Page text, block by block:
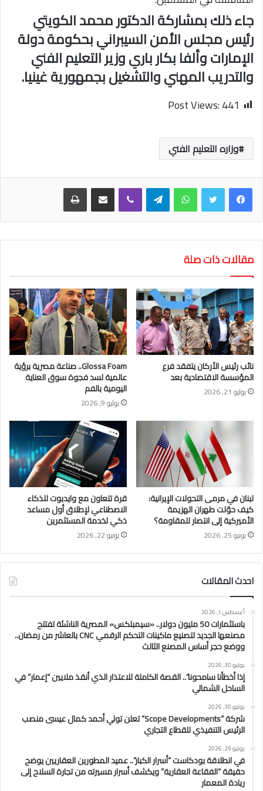
جاء ذلك بمشاركة الدكتور محمد الكويتي
رئيس مجلس الأمن السيبراني بحكومة دولة
الإمارات وألفا بكار باري وزير التعليم الفني
والتدريب المهني والتشغيل بجمهورية غينيا.
Post Views:441
وزاره التعليم الفني
واتساب تيلقرام
مقالات ذات صلة
نائب رئيس الأركان يتفقد فرع
المؤسسة الاقتصادية بعد
يوليو 21, 2026
Glossa Foam.. صناعة مصرية برؤية
عالمية لسد فجوة سوق العناية
اليومية بالفم
يوليو 9, 2026
لبنان في مرمى التحولات الإيرانية:
كيف حوّلت طهران الهزيمة
الأميركية إلى انتصار للمقاومة؟
يونيو 25, 2026
قرة تتعاون مع وايدبوت للذكاء
الاصطناعي لإطلاق أول مساعد
ذكي لخدمة المستثمرين
يونيو 22, 2026
احدث المقالات
أغسطس 1, 2026
باستثمارات 50 مليون دولار.. «سيمبلكس» المصرية الناشئة تفتتح
مصنعها الجديد لتصنيع ماكينات التحكم الرقمي CNC بالعاشر من رمضان..
ووضع حجر أساس المصنع الثالث
يوليو 30, 2026
إذا أخطأنا سامحونا”.. القصة الكاملة للاعتذار الذي أنقذ ملايين “إعمار” في
الساحل الشمالي
يوليو 30, 2026
شركة “Scope Developments” تعلن تولي أحمد كمال عيسى منصب
الرئيس التنفيذي للقطاع التجاري
يوليو 29, 2026
في انطلاقة بودكاست “أسرار الكبار”.. عميد المطورين العقاريين يوضح
حقيقة “الفقاعة العقارية” ويكشف أسرار مسيرته من تجارة السلاح إلى
ريادة المعمار